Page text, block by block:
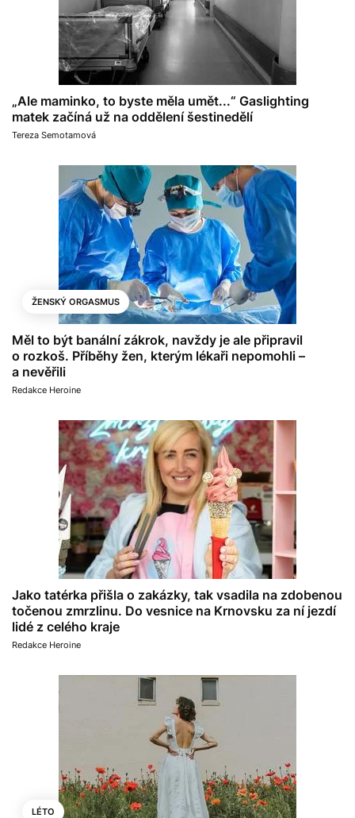
„Ale maminko, to byste měla umět...“ Gaslighting
matek začíná už na oddělení šestinedělí
Tereza Semotamová
ŽENSKÝ ORGASMUS
Měl to být banální zákrok, navždy je ale připravil
o rozkoš. Příběhy žen, kterým lékaři nepomohli –
a nevěřili
Redakce Heroine
Jako tatérka přišla o zakázky, tak vsadila na zdobenou
točenou zmrzlinu. Do vesnice na Krnovsku za ní jezdí
lidé z celého kraje
Redakce Heroine
LÉTO